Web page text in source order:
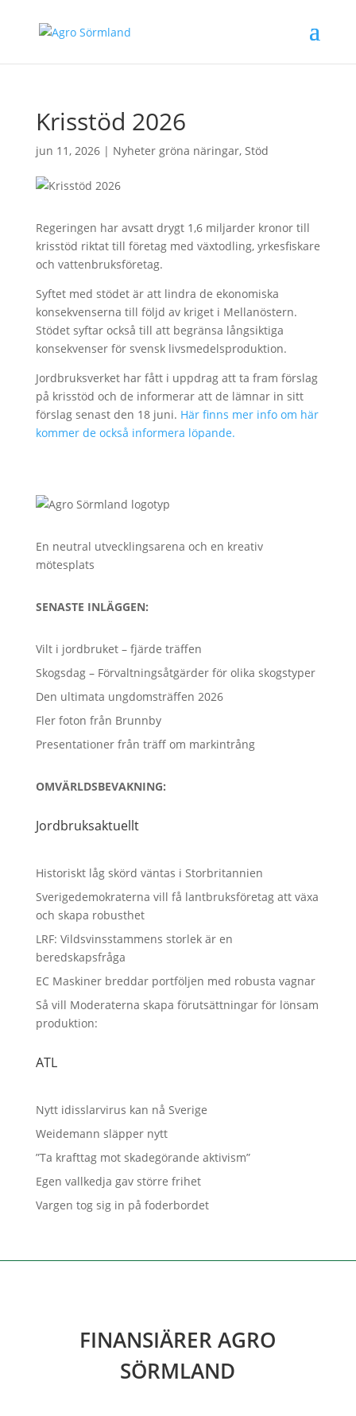
Krisstöd 2026
jun 11, 2026| Nyheter gröna näringar, Stöd
Regeringen har avsatt drygt 1,6 miljarder kronor till
krisstöd riktat till företag med växtodling, yrkesfiskare
och vattenbruksföretag.
Syftet med stödet är att lindra de ekonomiska
konsekvenserna till följd av kriget i Mellanöstern.
Stödet syftar också till att begränsa långsiktiga
konsekvenser för svensk livsmedelsproduktion.
Jordbruksverket har fått i uppdrag att ta fram förslag
på krisstöd och de informerar att de lämnar in sitt
förslag senast den 18 juni. Här finns mer info om här
kommer de också informera löpande.
En neutral utvecklingsarena och en kreativ
mötesplats
SENASTE INLÄGGEN:
Vilt i jordbruket – fjärde träffen
Skogsdag – Förvaltningsåtgärder för olika skogstyper
Den ultimata ungdomsträffen 2026
Fler foton från Brunnby
Presentationer från träff om markintrång
OMVÄRLDSBEVAKNING:
Jordbruksaktuellt
Historiskt låg skörd väntas i Storbritannien
Sverigedemokraterna vill få lantbruksföretag att växa
och skapa robusthet
LRF: Vildsvinsstammens storlek är en
beredskapsfråga
EC Maskiner breddar portföljen med robusta vagnar
Så vill Moderaterna skapa förutsättningar för lönsam
produktion:
ATL
Nytt idisslarvirus kan nå Sverige
Weidemann släpper nytt
”Ta krafttag mot skadegörande aktivism”
Egen vallkedja gav större frihet
Vargen tog sig in på foderbordet
FINANSIÄRER AGRO
SÖRMLAND